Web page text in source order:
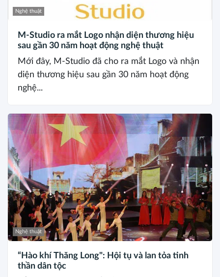
Nghệ thuật
M-Studio ra mắt Logo nhận diện thương hiệu
sau gần 30 năm hoạt động nghệ thuật
Mới đây, M-Studio đã cho ra mắt Logo và nhận
diện thương hiệu sau gần 30 năm hoạt động
nghệ...
Nghệ thuật
“Hào khí Thăng Long": Hội tụ và lan tỏa tinh
thần dân tộc